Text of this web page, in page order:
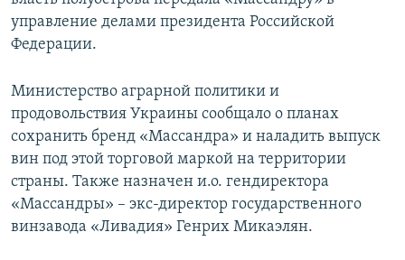
управление делами президента Российской
Федерации.
Министерство аграрной политики и
продовольствия Украины сообщало о планах
сохранить бренд «Массандра» и наладить выпуск
вин под этой торговой маркой на территории
страны. Также назначен и.о. гендиректора
«Массандры» – экс-директор государственного
винзавода «Ливадия» Генрих Микаэлян.